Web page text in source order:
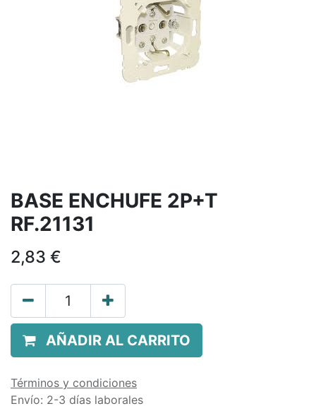
BASE ENCHUFE 2P+T
RF.21131
2,83 €
AÑADIR AL CARRITO
Términos y condiciones
Envío: 2-3 días laborales